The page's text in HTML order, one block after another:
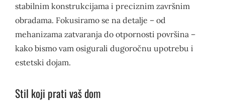
stabilnim konstrukcijama i preciznim završnim
obradama. Fokusiramo se na detalje – od
mehanizama zatvaranja do otpornosti površina –
kako bismo vam osigurali dugoročnu upotrebu i
estetski dojam.
Stil koji prati vaš dom